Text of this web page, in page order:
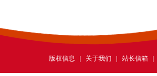
版权信息 | 关于我们 | 站长信箱 |